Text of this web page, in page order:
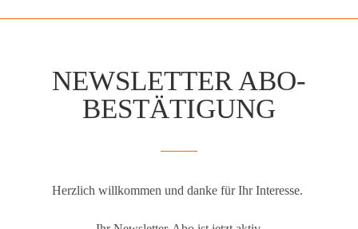
NEWSLETTER ABO-
BESTÄTIGUNG
Herzlich willkommen und danke für Ihr Interesse.